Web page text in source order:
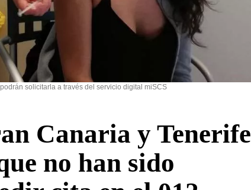
solicitarla a través del servicio digital miSCS
Canaria y Tenerife
no han sido